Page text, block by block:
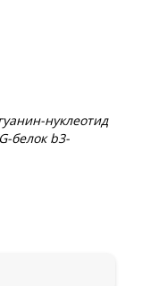
нуклеотид
белок b3-